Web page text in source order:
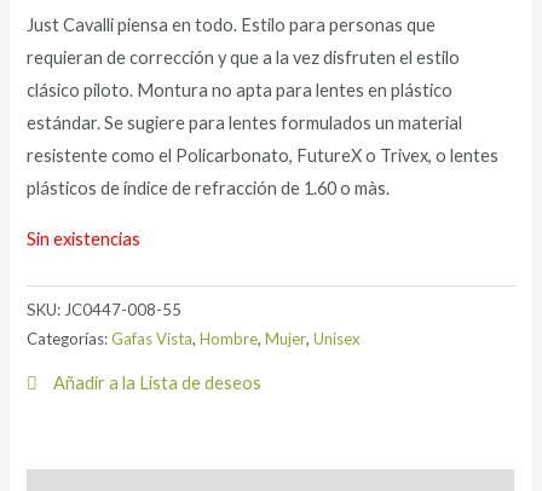
Just Cavalli piensa en todo. Estilo para personas que
requieran de corrección y que a la vez disfruten el estilo
clásico piloto. Montura no apta para lentes en plástico
estándar. Se sugiere para lentes formulados un material
resistente como el Policarbonato, FutureX o Trivex, o lentes
plásticos de índice de refracción de 1.60 o màs.
Sin existencias
SKU: JC0447-008-55
Categorías:Gafas Vista,Hombre,Mujer,Unisex
Añadir a la Lista de deseos